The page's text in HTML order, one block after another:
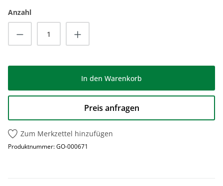
Anzahl
Produkt Anzahl: Gib den gewünschten
In den Warenkorb
Preis anfragen
Zum Merkzettel hinzufügen
Produktnummer:GO-000671